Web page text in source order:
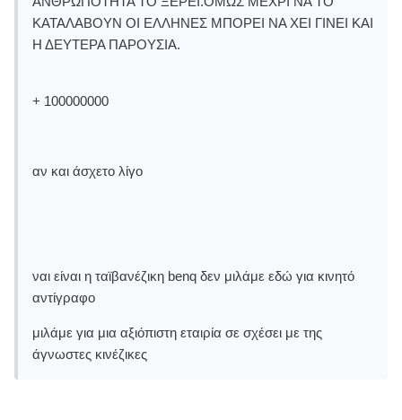
ΚΑΤΑΛΑΒΟΥΝ ΟΙ ΕΛΛΗΝΕΣ ΜΠΟΡΕΙ ΝΑ ΧΕΙ ΓΙΝΕΙ ΚΑΙ
Η ΔΕΥΤΕΡΑ ΠΑΡΟΥΣΙΑ.
+ 100000000
αν και άσχετο λίγο
ναι είναι η ταϊβανέζικη benq δεν μιλάμε εδώ για κινητό
αντίγραφο
μιλάμε για μια αξιόπιστη εταιρία σε σχέσει με της
άγνωστες κινέζικες